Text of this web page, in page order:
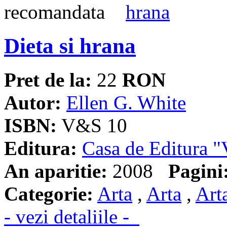
Dieta si hrana
Pret de la: 22 RON
Autor: Ellen G. White
ISBN: V&S 10
Editura: Casa de Editura
An aparitie: 2008
Categorie: Arta , Arta ,
- vezi detaliile -